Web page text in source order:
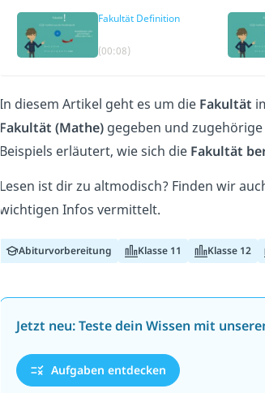
Fakultät Definition
(00:08)
In diesem Artikel geht es um die Fakultät
Fakultät (Mathe)gegeben und zugehörige
Beispiels erläutert, wie sich die Fakultät
Lesen ist dir zu altmodisch? Finden wir
wichtigen Infos vermittelt.
Abiturvorbereitung Klasse 11 Klasse 12
Jetzt neu: Teste dein Wissen mit
Aufgaben entdecken